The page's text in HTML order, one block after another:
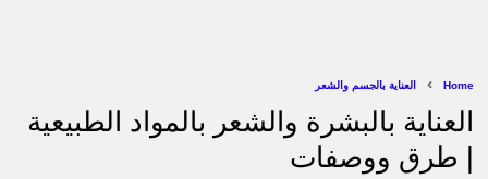
Home العناية بالجسم والشعر
العناية بالبشرة والشعر بالمواد الطبيعية
| طرق ووصفات